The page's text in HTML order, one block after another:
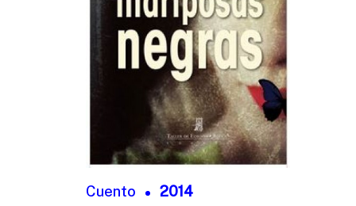
Cuento 2014